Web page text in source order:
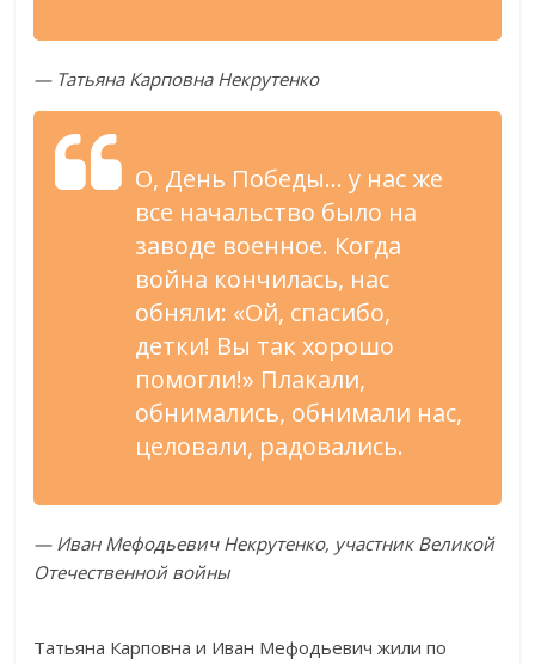
— Татьяна Карповна Некрутенко
О, День Победы… у нас же
все начальство было на
заводе военное. Когда
война кончилась, нас
обняли: «Ой, спасибо,
детки! Вы так хорошо
помогли!» Плакали,
обнимались, обнимали нас,
целовали, радовались.
— Иван Мефодьевич Некрутенко, участник Великой
Отечественной войны
Татьяна Карповна и Иван Мефодьевич жили по